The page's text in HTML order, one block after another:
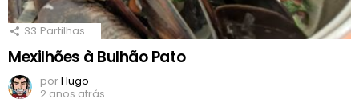
33 Partilhas
Mexilhões à Bulhão Pato
porHugo
2 anos atrás